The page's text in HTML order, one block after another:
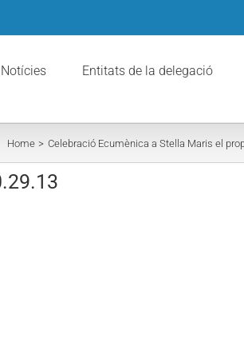
Notícies Entitats de la delegació
Home Celebració Ecumènica a Stella Maris el